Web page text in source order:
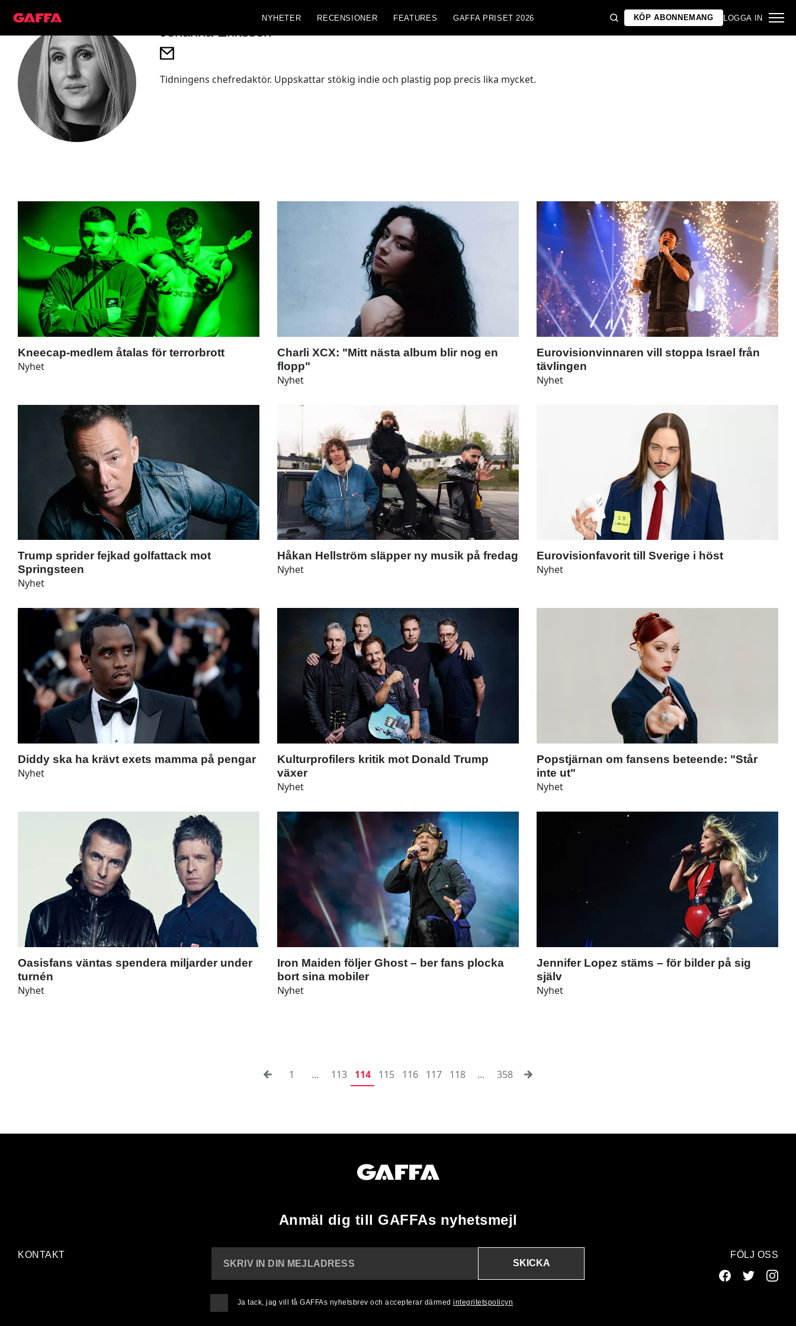
NYHETER RECENSIONER FEATURES GAFFA PRISET 2026 KÖP ABONNEMANG LOGGA IN
Johanna Eriksson
Tidningens chefredaktör. Uppskattar stökig indie och plastig pop precis lika mycket.
Kneecap-medlem åtalas för terrorbrott
Nyhet
Charli XCX: "Mitt nästa album blir nog en
flopp"
Nyhet
Eurovisionvinnaren vill stoppa Israel från
tävlingen
Nyhet
Trump sprider fejkad golfattack mot
Springsteen
Nyhet
Håkan Hellström släpper ny musik på fredag
Nyhet
Eurovisionfavorit till Sverige i höst
Nyhet
Diddy ska ha krävt exets mamma på pengar
Nyhet
Kulturprofilers kritik mot Donald Trump
växer
Nyhet
Popstjärnan om fansens beteende: "Står
inte ut"
Nyhet
Oasisfans väntas spendera miljarder under
turnén
Nyhet
Iron Maiden följer Ghost – ber fans plocka
bort sina mobiler
Nyhet
Jennifer Lopez stäms – för bilder på sig
själv
Nyhet
1 ... 113 114 115 116 117 118 ... 358
Anmäl dig till GAFFAs nyhetsmejl
KONTAKT
SKRIV IN DIN MEJLADRESS
SKICKA
Ja tack, jag vill få GAFFAs nyhetsbrev och accepterar därmed integritetspolicyn
FÖLJ OSS